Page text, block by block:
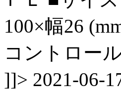
100×幅26
コントロー
]]> 2021-06-